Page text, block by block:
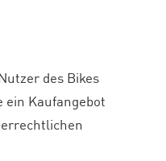
des Bikes
ein Kaufangebot